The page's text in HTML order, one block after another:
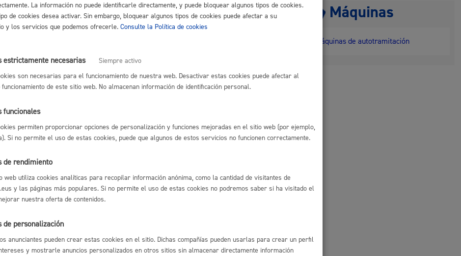
Igualdad, derechos humanos y convivencia
Cultura
Turismo
Tablón de anuncios oficiales
Máquinas
Máquinas de autotramitación
máximo anexos:10 Mb
de resolución y sentido del silencio
estimado: 3 días Sentido del silencio: No procede
de la tramitación
Dirección Financiera
La información no puede identificarle directamente, y puede bloquear algunos tipos de cookies.
de cookies desea activar. Sin embargo, bloquear algunos tipos de cookies puede afectar a su
y los servicios que podemos ofrecerle. Consulte la Política de cookies
estrictamente necesarias
Siempre activo
son necesarias para el funcionamiento de nuestra web. Desactivar estas cookies puede afectar al
de este sitio web. No almacenan información de identificación personal.
funcionales
permiten proporcionar opciones de personalización y funciones mejoradas en el sitio web (por ejemplo,
Si no permite el uso de estas cookies, puede que algunos de estos servicios no funcionen correctamente.
de rendimiento
web utiliza cookies analíticas para recopilar información anónima, como la cantidad de visitantes de
y las páginas más populares. Si no permite el uso de estas cookies no podremos saber si ha visitado el
nuestra oferta de contenidos.
de personalización
anunciantes pueden crear estas cookies en el sitio. Dichas compañías pueden usarlas para crear un perfil
y mostrarle anuncios personalizados en otros sitios sin almacenar directamente información